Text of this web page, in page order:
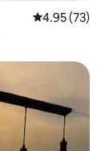
平均评分
4.95 (73)